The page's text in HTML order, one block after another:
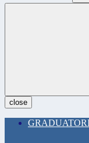
close